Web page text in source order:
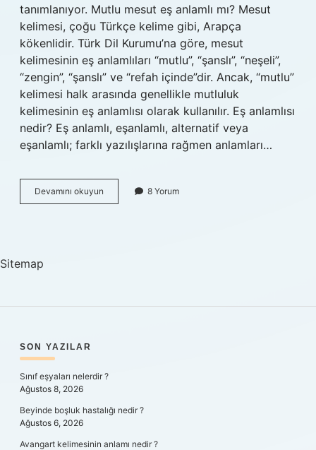
tanımlanıyor. Mutlu mesut eş anlamlı mı? Mesut
kelimesi, çoğu Türkçe kelime gibi, Arapça
kökenlidir. Türk Dil Kurumu’na göre, mesut
kelimesinin eş anlamlıları “mutlu”, “şanslı”, “neşeli”,
“zengin”, “şanslı” ve “refah içinde”dir. Ancak, “mutlu”
kelimesi halk arasında genellikle mutluluk
kelimesinin eş anlamlısı olarak kullanılır. Eş anlamlısı
nedir? Eş anlamlı, eşanlamlı, alternatif veya
eşanlamlı; farklı yazılışlarına rağmen anlamları…
Devamını okuyun Mutlunun
Eş
8 Yorum
Sitemap
SIDEBAR
SON YAZILAR
Sınıf eşyaları nelerdir ?
Ağustos 8, 2026
Beyinde boşluk hastalığı nedir ?
Ağustos 6, 2026
Avangart kelimesinin anlamı nedir ?